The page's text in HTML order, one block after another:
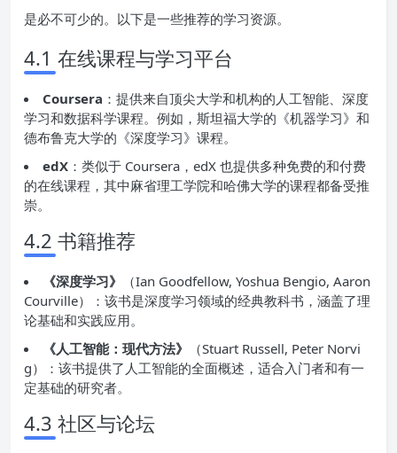
是必不可少的。以下是一些推荐的学习资源。
4.1 在线课程与学习平台
Coursera ：提供来自顶尖大学和机构的人工智能、深度
学习和数据科学课程。例如，斯坦福大学的《机器学习》和
德布鲁克大学的《深度学习》课程。
edX ：类似于 Coursera，edX 也提供多种免费的和付费
的在线课程，其中麻省理工学院和哈佛大学的课程都备受推
崇。
4.2 书籍推荐
《深度学习》
（Ian Goodfellow, Yoshua Bengio, Aaron
Courville）：该书是深度学习领域的经典教科书，涵盖了理
论基础和实践应用。
《人工智能：现代方法》
（Stuart Russell, Peter Norvi
g）：该书提供了人工智能的全面概述，适合入门者和有一
定基础的研究者。
4.3 社区与论坛